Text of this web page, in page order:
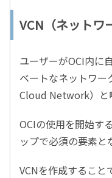
VCN（ネットワ
ユーザーがOCI内に
ベートなネットワ
Cloud Network）と
OCIの使用を開始す
ップで必須の要素と
VCNを作成すること